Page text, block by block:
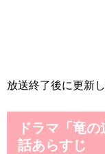
放送終了後に更新し
ドラマ「竜
話あらすじ